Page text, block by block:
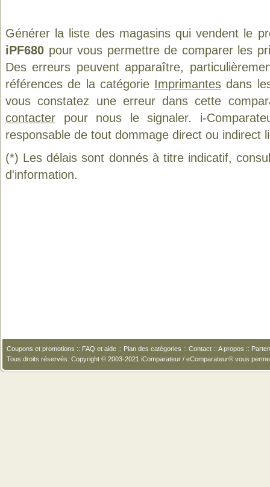
Générer la liste des magasins qui vendent le
iPF680 pour vous permettre de comparer les
Des erreurs peuvent apparaître,
références de la catégorie Imprimantes dans
vous constatez une erreur dans cette
contacter pour nous le signaler. i-
responsable de tout dommage direct ou indirect
(*) Les délais sont donnés à titre indicatif,
d'information.
Coupons et promotions :: FAQ et aide :: Plan des catégories :: Contact :: A propos ::
Tous droits réservés. Copyright © 2003-2021 iComparateur / eComparateur® vous